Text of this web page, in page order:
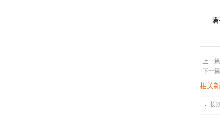
满
上一
下一
相关
长